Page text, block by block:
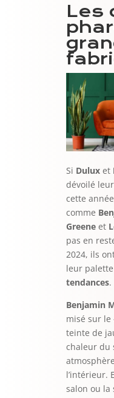
Les
Si Duluxet
dévoilé
cette
comme
Greeneet
pas en
2024, ils
leur
tendances.
Benjamin
misé sur le
teinte de
chaleur du
l’intérieur.
salon ou la